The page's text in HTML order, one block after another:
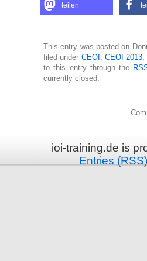
teilen
This entry was posted on
filed under CEOI CEOI 2013
to this entry through the
currently closed.
ioi-training.de is
Entries (RSS)